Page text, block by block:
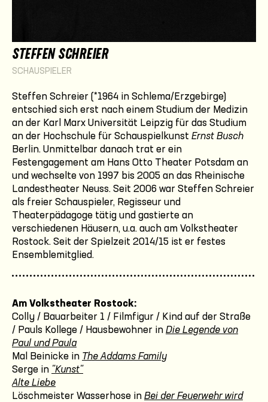
STEFFEN SCHREIER
SCHAUSPIELER
Steffen Schreier (*1964 in Schlema/Erzgebirge)
entschied sich erst nach einem Studium der Medizin
an der Karl Marx Universität Leipzig für das Studium
an der Hochschule für Schauspielkunst Ernst Busch
Berlin. Unmittelbar danach trat er ein
Festengagement am Hans Otto Theater Potsdam an
und wechselte von 1997 bis 2005 an das Rheinische
Landestheater Neuss. Seit 2006 war Steffen Schreier
als freier Schauspieler, Regisseur und
Theaterpädagoge tätig und gastierte an
verschiedenen Häusern, u.a. auch am Volkstheater
Rostock. Seit der Spielzeit 2014/15 ist er festes
Ensemblemitglied.
Am Volkstheater Rostock:
Colly / Bauarbeiter 1 / Filmfigur / Kind auf der Straße
/ Pauls Kollege / Hausbewohner in Die Legende von
Paul und Paula
Mal Beinicke in The Addams Family
Serge in "Kunst"
Alte Liebe
Löschmeister Wasserhose in Bei der Feuerwehr wird